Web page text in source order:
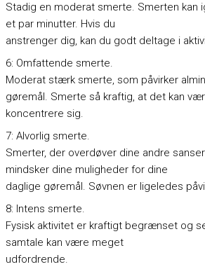
Stadig en moderat smerte. Smerten kan
et par minutter. Hvis du
anstrenger dig, kan du godt deltage i
6: Omfattende smerte.
Moderat stærk smerte, som påvirker
gøremål. Smerte så kraftig, at det kan
koncentrere sig.
7: Alvorlig smerte.
Smerter, der overdøver dine andre
mindsker dine muligheder for dine
daglige gøremål. Søvnen er ligeledes
8: Intens smerte.
Fysisk aktivitet er kraftigt begrænset og
samtale kan være meget
udfordrende.